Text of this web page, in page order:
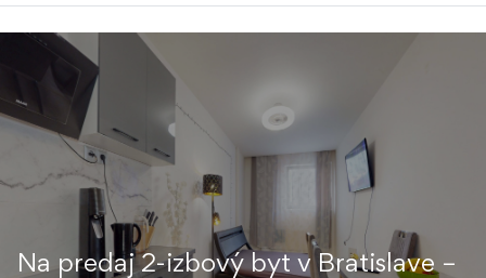
Na predaj 2-izbový byt v Bratislave –